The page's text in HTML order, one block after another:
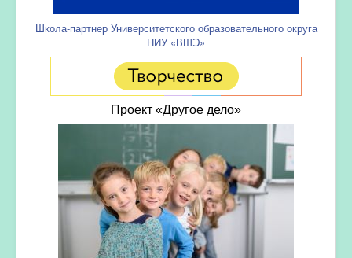
Школа-партнер Университетского образовательного округа
НИУ «ВШЭ»
Проект «Другое дело»